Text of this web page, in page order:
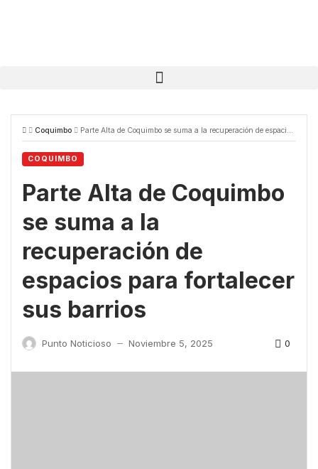
Coquimbo Parte Alta de Coquimbo se suma a la recuperación de espacios para fortalecer sus barrios
COQUIMBO
Parte Alta de Coquimbo
se suma a la
recuperación de
espacios para fortalecer
sus barrios
Punto Noticioso — Noviembre 5, 2025 0